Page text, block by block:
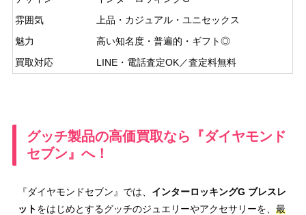
雰囲気
上品・カジュアル・ユニセックス
魅力
高い知名度・普遍的・ギフト◎
買取対応
LINE・電話査定OK／査定料無料
グッチ製品の高価買取なら『ダイヤモンド
セブン』へ！
『ダイヤモンドセブン』では、 インターロッキングG ブレスレ
ットをはじめとするグッチのジュエリーやアクセサリーを、最